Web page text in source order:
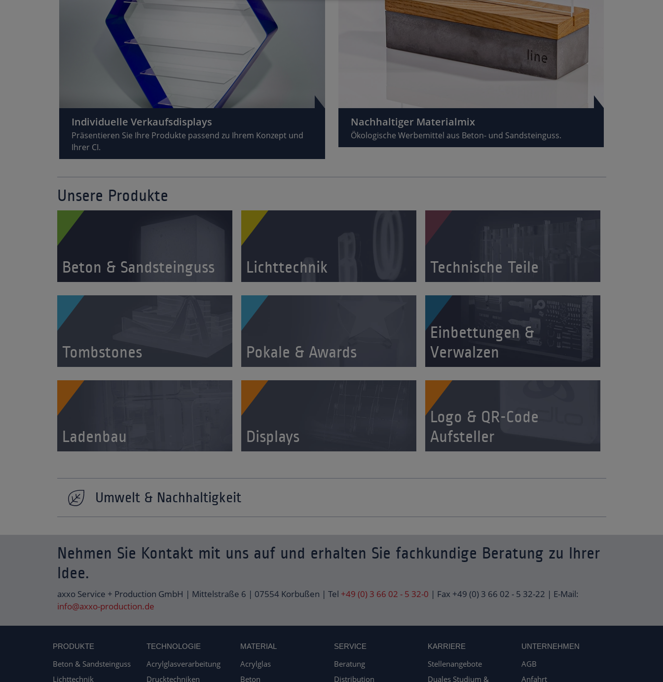
Individuelle Verkaufsdisplays
Präsentieren Sie Ihre Produkte passend zu Ihrem Konzept und
Ihrer CI.
Nachhaltiger Materialmix
Ökologische Werbemittel aus Beton- und Sandsteinguss.
Unsere Produkte
Beton & Sandsteinguss Lichttechnik Technische Teile
Tombstones Pokale & Awards
Einbettungen &
Verwalzen
Ladenbau Displays
Logo & QR-Code
Aufsteller
Umwelt & Nachhaltigkeit
Nehmen Sie Kontakt mit uns auf und erhalten Sie fachkundige Beratung zu Ihrer
Idee.
axxo Service + Production GmbH | Mittelstraße 6 | 07554 Korbußen | Tel +49 (0) 3 66 02 - 5 32-0 | Fax +49 (0) 3 66 02 - 5 32-22 | E-Mail:
info@axxo-production.de
PRODUKTE
Beton & Sandsteinguss
Lichttechnik
TECHNOLOGIE
Acrylglasverarbeitung
Drucktechniken
MATERIAL
Acrylglas
Beton
SERVICE
Beratung
Distribution
KARRIERE
Stellenangebote
Duales Studium &
UNTERNEHMEN
AGB
Anfahrt